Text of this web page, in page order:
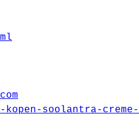
soolantra-